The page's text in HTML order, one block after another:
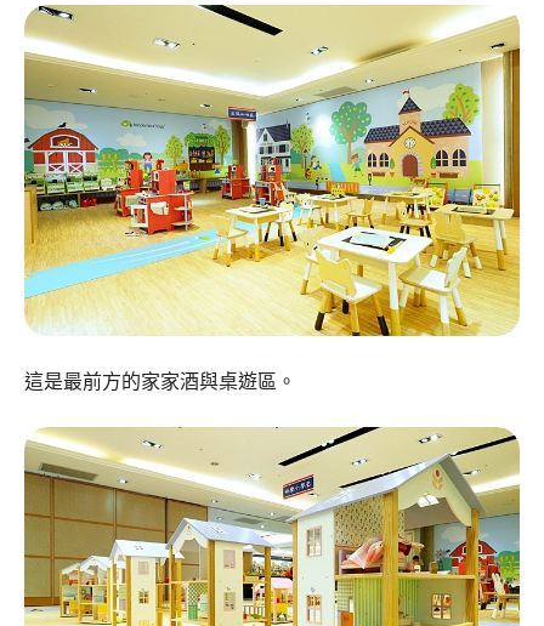
這是最前方的家家酒與桌遊區。